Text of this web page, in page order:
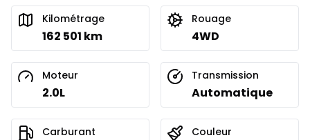
Kilométrage
162 501 km
Rouage
4WD
Moteur
2.0L
Transmission
Automatique
Carburant Couleur